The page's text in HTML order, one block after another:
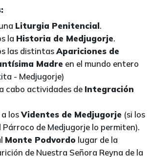
Liturgia Penitencial.
la Historia de Medjugorje.
las distintasApariciones de
Madre en el mundo entero
- Medjugorje)
cabo actividades de Integración
a losVidentes de Medjugorje (si los
Párroco de Medjugorje lo permiten).
Monte Podvordo lugar de la
de Nuestra Señora Reyna de la